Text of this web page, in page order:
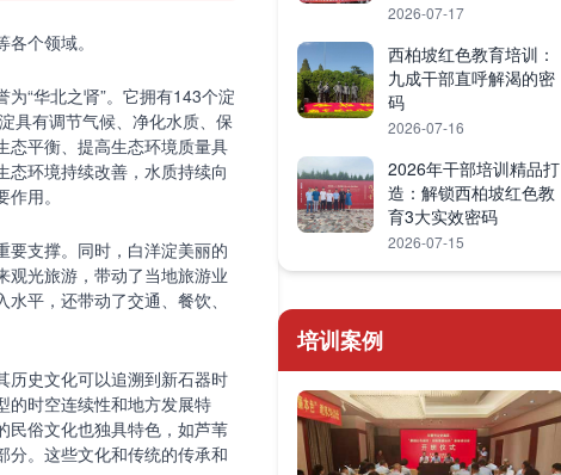
个领域。
“华北之肾”。它拥有143个淀
具有调节气候、净化水质、保
态平衡、提高生态环境质量具
态环境持续改善，水质持续向
用。
要支撑。同时，白洋淀美丽的
观光旅游，带动了当地旅游业
平，还带动了交通、餐饮、
历史文化可以追溯到新石器时
的时空连续性和地方发展特
民俗文化也独具特色，如芦苇
分。这些文化和传统的传承和
2026-07-17
西柏坡红色教育培训：
九成干部直呼解渴的密
码
2026-07-16
2026年干部培训精品打
造：解锁西柏坡红色教
育3大实效密码
2026-07-15
培训案例